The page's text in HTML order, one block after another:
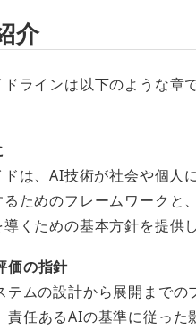
介
ドラインは以下のような章
ドは、AI技術が社会や個人
るためのフレームワークと
くための基本方針を提供し
価の指針
テムの設計から展開までの
責任あるAIの基準に従った